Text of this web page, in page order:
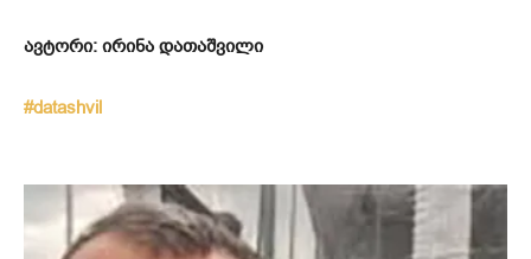
ავტორი: ირინა დათაშვილი
#datashvil